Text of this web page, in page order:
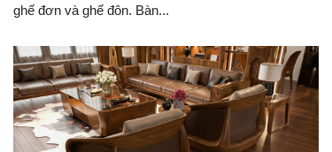
ghế đơn và ghế đôn. Bàn...